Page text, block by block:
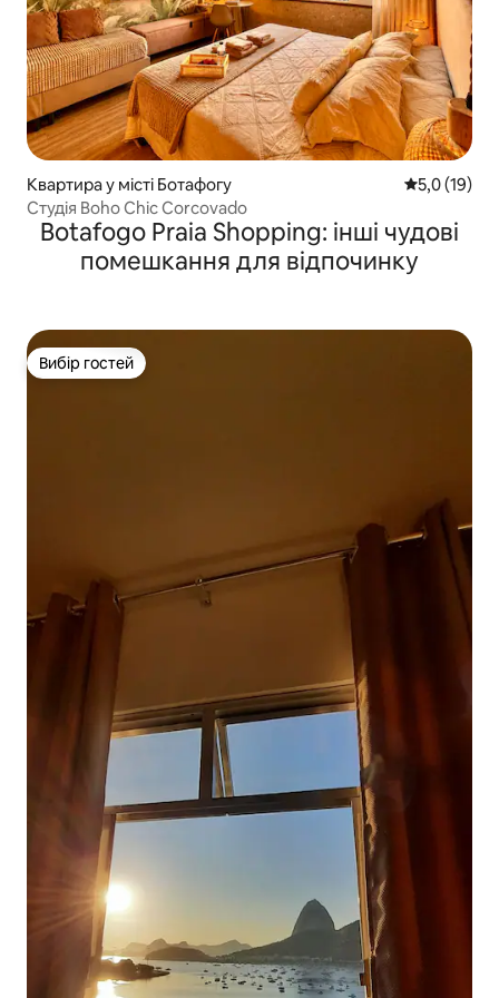
Квартира у місті Ботафогу Середня
5,0 (19)
Студія Boho Chic Corcovado
Botafogo Praia Shopping: інші чудові
помешкання для відпочинку
Вибір гостей
Вибір гостей